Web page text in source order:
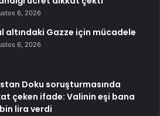
6, 2026
altındaki Gazze için mücadele
6, 2026
Doku soruşturmasında
çeken ifade: Valinin eşi bana
lira verdi